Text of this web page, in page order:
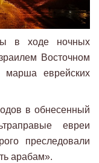
в ходе ночных
Восточном
еврейских
в обнесенный
евреи
преследовали
арабам».